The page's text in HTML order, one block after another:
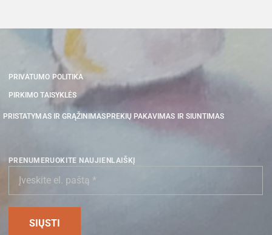
PRIVATUMO POLITIKA
PIRKIMO TAISYKLĖS
PRISTATYMAS IR GRĄŽINIMAS PREKIŲ PAKAVIMAS IR SIUNTIMAS
PRENUMERUOKITE NAUJIENLAIŠKĮ